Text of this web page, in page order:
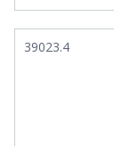
39023.4